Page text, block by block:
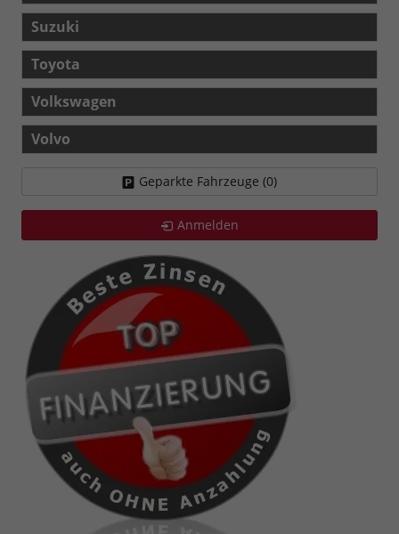
Suzuki
Toyota
Volkswagen
Volvo
Geparkte Fahrzeuge (0)
Anmelden